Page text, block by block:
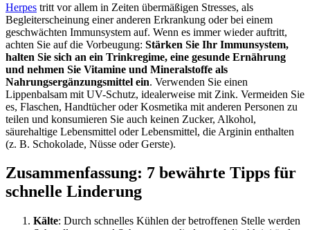
Herpes tritt vor allem in Zeiten übermäßigen Stresses, als
Begleiterscheinung einer anderen Erkrankung oder bei einem
geschwächten Immunsystem auf. Wenn es immer wieder auftritt,
achten Sie auf die Vorbeugung: Stärken Sie Ihr Immunsystem,
halten Sie sich an ein Trinkregime, eine gesunde Ernährung
und nehmen Sie Vitamine und Mineralstoffe als
Nahrungsergänzungsmittel ein. Verwenden Sie einen
Lippenbalsam mit UV-Schutz, idealerweise mit Zink. Vermeiden Sie
es, Flaschen, Handtücher oder Kosmetika mit anderen Personen zu
teilen und konsumieren Sie auch keinen Zucker, Alkohol,
säurehaltige Lebensmittel oder Lebensmittel, die Arginin enthalten
(z. B. Schokolade, Nüsse oder Gerste).
Zusammenfassung: 7 bewährte Tipps für
schnelle Linderung
Kälte: Durch schnelles Kühlen der betroffenen Stelle werden